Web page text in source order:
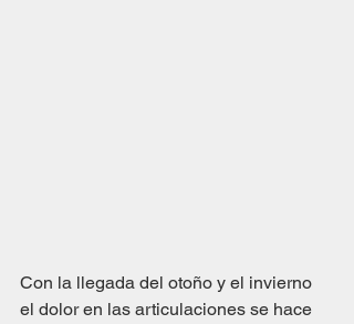
Con la llegada del otoño y el invierno
el dolor en las articulaciones se hace